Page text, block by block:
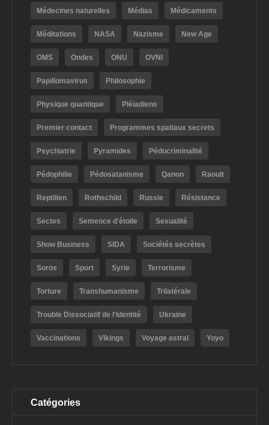
Médecines naturelles Médias Médicaments
Méditations NASA Nazisme New Age
OMS Ondes ONU OVNI
Papillomavirus Philosophie
Physique quantique Pléiadiens
Premier contact Programmes spatiaux secrets
Psychiatrie Pyramides Pédocriminalité
Pédophilie Pédosatanisme Qanon Raoult
Reptilien Rothschild Russie Résistance
Sectes Semence d'étoile Sexualité
Show Business SIDA Sociétés secrètes
Soros Sport Syrie Terrorisme
Torture Transhumanisme Trilatérale
Trouble Dissociatif de l'Identité Ukraine
Vaccinations Vikings Voyage astral Yoyo
Catégories